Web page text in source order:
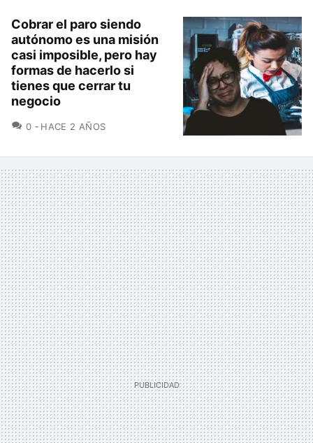
Cobrar el paro siendo
autónomo es una misión
casi imposible, pero hay
formas de hacerlo si
tienes que cerrar tu
negocio
0 COMENTARIOS
HACE 2 AÑOS